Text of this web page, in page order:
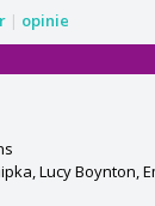
| opinie
Lucy Boynton,